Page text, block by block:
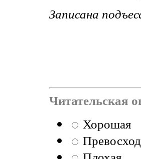
Записана
Читательская
Хорошая